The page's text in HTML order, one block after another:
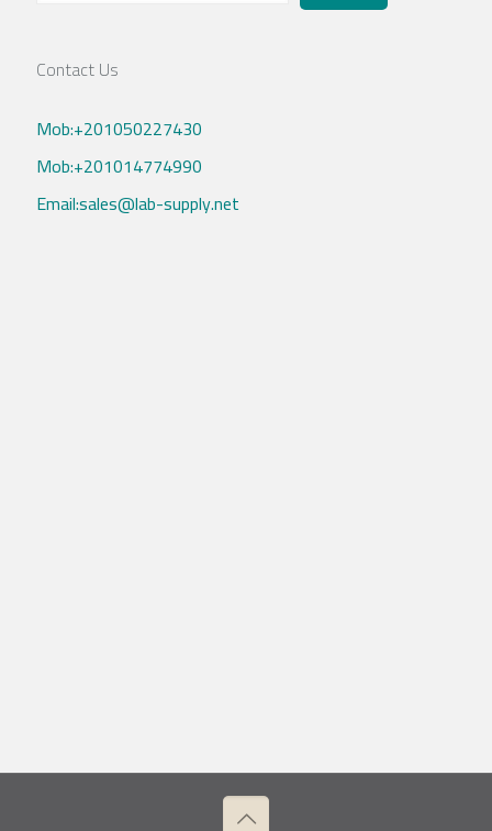
Contact Us
Mob:+201050227430
Mob:+201014774990
Email:sales@lab-supply.net